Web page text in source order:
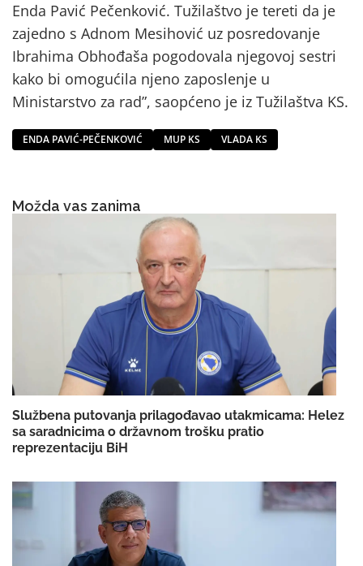
Enda Pavić Pečenković. Tužilaštvo je tereti da je
zajedno s Adnom Mesihović uz posredovanje
Ibrahima Obhođaša pogodovala njegovoj sestri
kako bi omogućila njeno zaposlenje u
Ministarstvo za rad”, saopćeno je iz Tužilaštva KS.
ENDA PAVIĆ-PEČENKOVIĆ MUP KS VLADA KS
Možda vas zanima
Službena putovanja prilagođavao utakmicama: Helez
sa saradnicima o državnom trošku pratio
reprezentaciju BiH